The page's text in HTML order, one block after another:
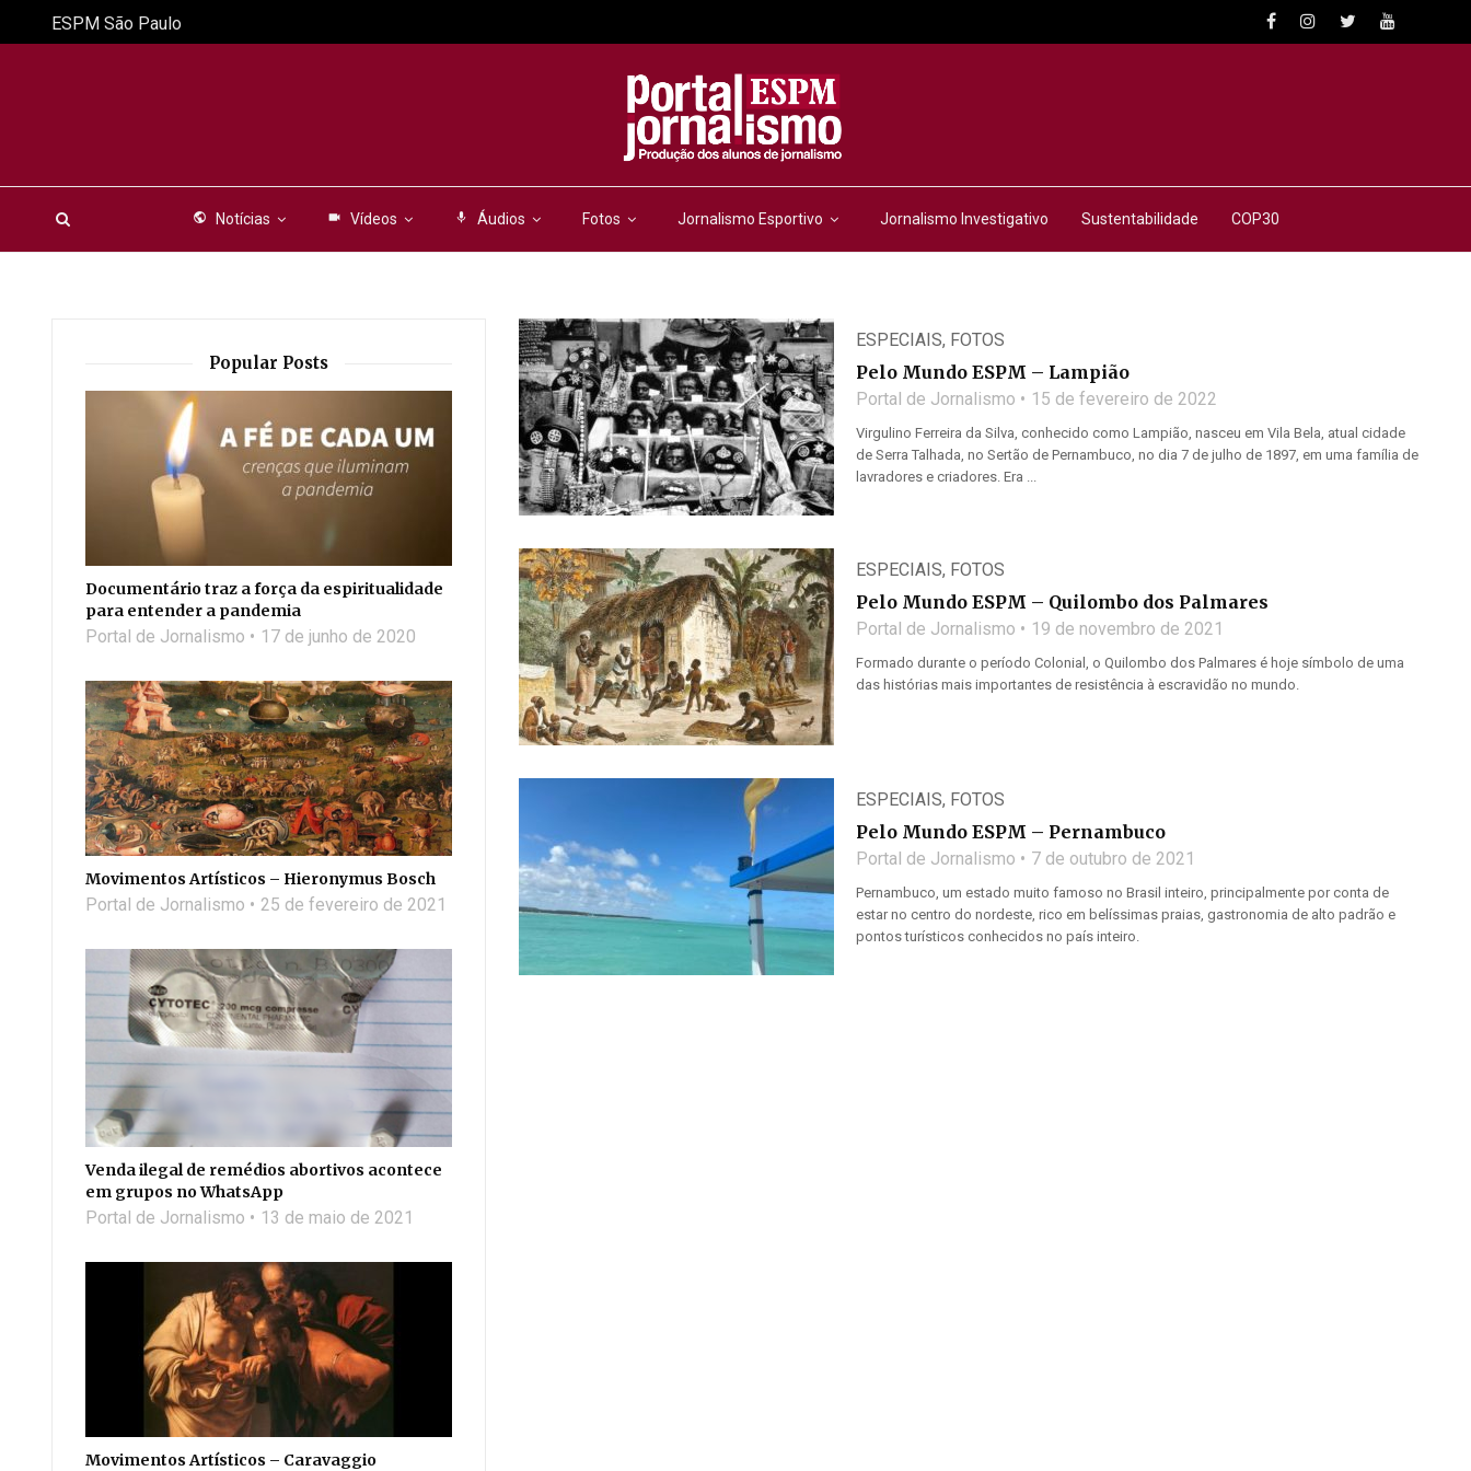
public Notícias videocam Vídeos mic Áudios Fotos Jornalismo Esportivo Jornalismo Investigativo Sustentabilidade COP30
ESPM São Paulo
ESPECIAIS, FOTOS
Pelo Mundo ESPM – Lampião
Portal de Jornalismo 15 de fevereiro de 2022
Virgulino Ferreira da Silva, conhecido como Lampião, nasceu em Vila Bela, atual cidade
de Serra Talhada, no Sertão de Pernambuco, no dia 7 de julho de 1897, em uma família de
lavradores e criadores. Era ...
ESPECIAIS, FOTOS
Pelo Mundo ESPM – Quilombo dos Palmares
Portal de Jornalismo 19 de novembro de 2021
Formado durante o período Colonial, o Quilombo dos Palmares é hoje símbolo de uma
das histórias mais importantes de resistência à escravidão no mundo.
ESPECIAIS, FOTOS
Pelo Mundo ESPM – Pernambuco
Portal de Jornalismo 7 de outubro de 2021
Pernambuco, um estado muito famoso no Brasil inteiro, principalmente por conta de
estar no centro do nordeste, rico em belíssimas praias, gastronomia de alto padrão e
pontos turísticos conhecidos no país inteiro.
Popular Posts
Documentário traz a força da espiritualidade
para entender a pandemia
Portal de Jornalismo 17 de junho de 2020
Movimentos Artísticos – Hieronymus Bosch
Portal de Jornalismo 25 de fevereiro de 2021
Venda ilegal de remédios abortivos acontece
em grupos no WhatsApp
Portal de Jornalismo 13 de maio de 2021
Movimentos Artísticos – Caravaggio